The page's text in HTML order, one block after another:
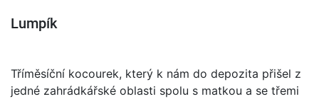
Lumpík
Tříměsíční kocourek, který k nám do depozita přišel z
jedné zahrádkářské oblasti spolu s matkou a se třemi